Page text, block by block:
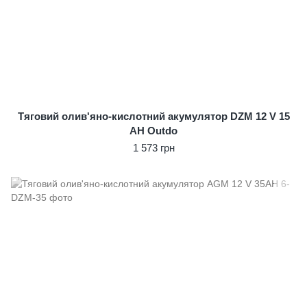
Тяговий олив'яно-кислотний акумулятор DZM 12 V 15
AH Outdo
1 573 грн